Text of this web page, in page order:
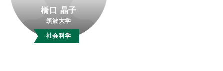
橋口 晶子
筑波大学
社会科学